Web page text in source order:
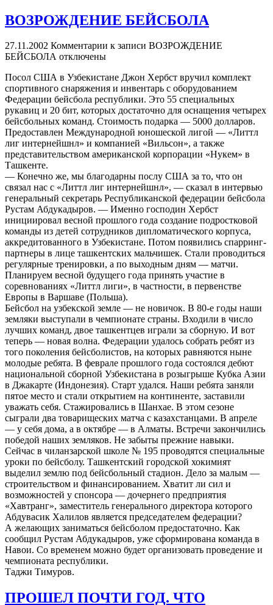
ВОЗРОЖДЕНИЕ БЕЙСБОЛА
27.11.2002 Комментарии к записи ВОЗРОЖДЕНИЕ
БЕЙСБОЛА отключены
Посол США в Узбекистане Джон Хербст вручил комплект
спортивного снаряжения и инвентарь с оборудованием
Федерации бейсбола республики. Это 55 специальных
рукавиц и 20 бит, которых достаточно для оснащения четырех
бейсбольных команд. Стоимость подарка — 5000 долларов.
Предоставлен Международной юношеской лигой — «Литтл
лиг интернейшнл» и компанией «Вильсон», а также
представительством американской корпорации «Нукем» в
Ташкенте.
— Конечно же, мы благодарны послу США за то, что он
связал нас с «Литтл лиг интернейшнл», — сказал в интервью
генеральный секретарь Республиканской федерации бейсбола
Рустам Абдукадыров. — Именно господин Хербст
инициировал весной прошлого года создание подростковой
команды из детей сотрудников дипломатического корпуса,
аккредитованного в Узбекистане. Потом появились спарринг-
партнеры в лице ташкентских мальчишек. Стали проводиться
регулярные тренировки, а по выходным дням — матчи.
Планируем весной будущего года принять участие в
соревнованиях «Литтл лиги», в частности, в первенстве
Европы в Варшаве (Польша).
Бейсбол на узбекской земле — не новичок. В 80-е годы наши
земляки выступали в чемпионате страны. Входили в число
лучших команд, двое ташкентцев играли за сборную. И вот
теперь — новая волна. Федерации удалось собрать ребят из
того поколения бейсболистов, на которых равняются ныне
молодые ребята. В феврале прошлого года состоялся дебют
национальной сборной Узбекистана в розыгрыше Кубка Азии
в Джакарте (Индонезия). Старт удался. Наши ребята заняли
пятое место и стали открытием на континенте, заставили
уважать себя. Стажировались в Шанхае. В этом сезоне
сыграли два товарищеских матча с казахстанцами. В апреле
— у себя дома, а в октябре — в Алматы. Встречи закончились
победой наших земляков. Не забыты прежние навыки.
Сейчас в чиланзарской школе № 195 проводятся специальные
уроки по бейсболу. Ташкентский городской хокимият
выделил землю под бейсбольный стадион. Дело за малым —
строительством и финансированием. Хватит ли сил и
возможностей у спонсора — дочернего предприятия
«Хавтранг», заместитель генерального директора которого
Абдувасик Халилов является председателем федерации?
А желающих заниматься бейсболом предостаточно. Как
сообщил Рустам Абдукадыров, уже сформирована команда в
Навои. Со временем можно будет организовать проведение и
чемпионата республики.
Таджи Тимуров.
ПРОШЕЛ ПОЧТИ ГОД. ЧТО